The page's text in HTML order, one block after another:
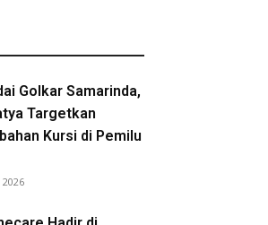
Golkar Samarinda,
Targetkan
Kursi di Pemilu